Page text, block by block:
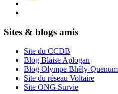
Sites & blogs amis
Site du CCDB
Blog Blaise Aplogan
Blog Olympe Bhêly-Quenum
Site du réseau Voltaire
Site ONG Survie